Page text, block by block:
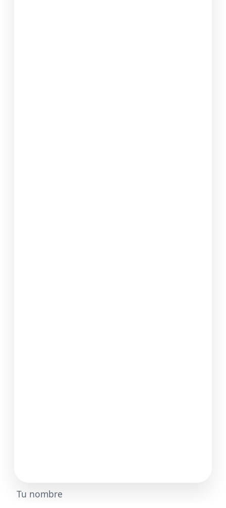
Tu nombre